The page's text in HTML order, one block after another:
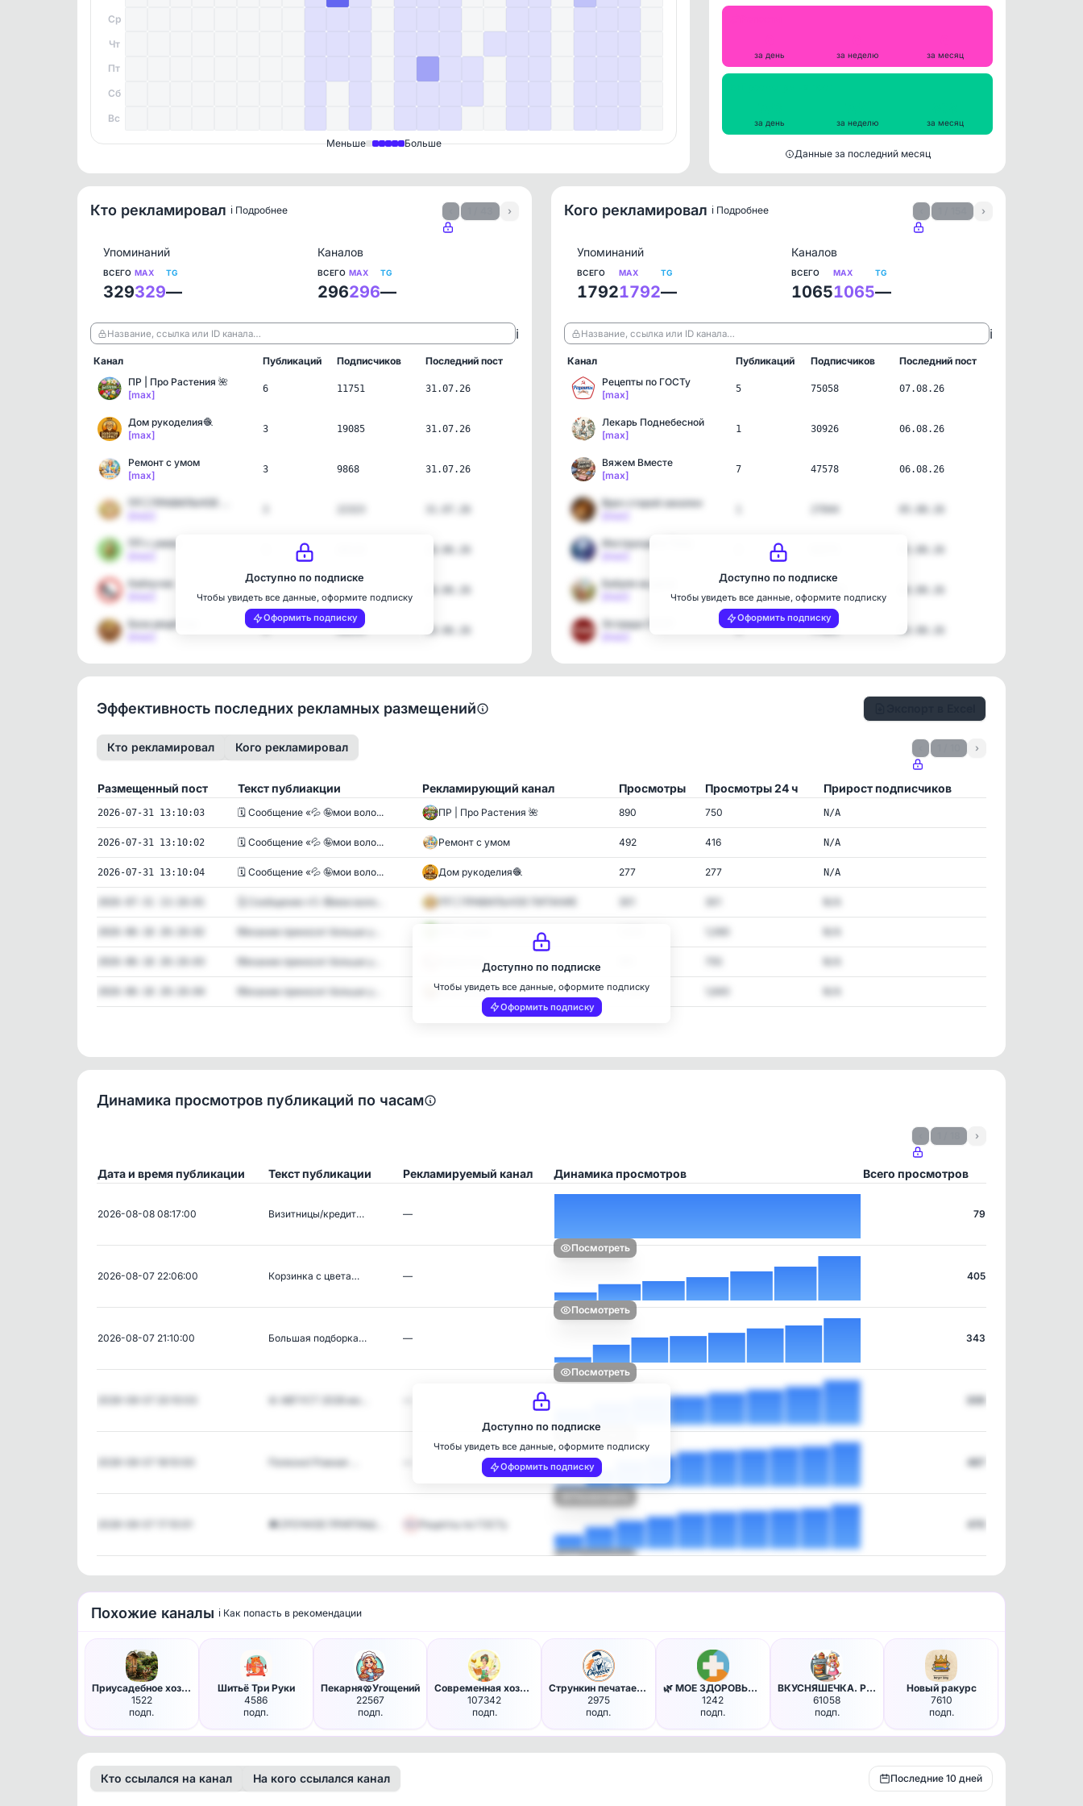
Ср
Чт
Пт
Сб
Вс
Меньше Больше
за день за неделю за месяц
за день за неделю за месяц
Данные за последний месяц
Кто рекламировал ℹ️ Подробнее ›
Упоминаний
ВСЕГО
329
MAX
329
TG
—
Каналов
ВСЕГО
296
MAX
296
TG
—
Название, ссылка или ID канала… ℹ️
Канал Публикаций Подписчиков
Последний пост
ПР | Про Растения 🌺
[max]
6 11751 31.07.26
Дом рукоделия🧶
[max]
3 19085 31.07.26
Ремонт с умом
[max]
3 9868 31.07.26
ПП с умом
Каблучок
База рецептов
3 20254 18.06.26
Доступно по подписке
Чтобы увидеть все данные, оформите подписку
Оформить подписку
Кого рекламировал ℹ️ Подробнее ›
Упоминаний
ВСЕГО
1792
MAX
1792
TG
—
Каналов
ВСЕГО
1065
MAX
1065
TG
—
Название, ссылка или ID канала… ℹ️
Канал Публикаций Подписчиков
Последний пост
Рецепты по ГОСТу
[max]
5 75058 07.08.26
Лекарь Поднебесной
[max]
1 30926 06.08.26
Вяжем Вместе
[max]
7 47578 06.08.26
Врач старой закалки
Инструкция к Телу
Бабуля на даче
Эстрада СССР
3 77861 04.08.26
Доступно по подписке
Чтобы увидеть все данные, оформите подписку
Оформить подписку
Эффективность последних рекламных размещений
Кто рекламировал Кого рекламировал ›
Размещенный пост Текст публиакции Рекламирующий канал Просмотры Просмотры 24 ч Прирост подписчиков
2026-07-31 13:10:03 🗓 Сообщение «💦 🤪мои воло... ПР | Про Растения 🌺 890 750 N/A
2026-07-31 13:10:02 🗓 Сообщение «💦 🤪мои воло... Ремонт с умом 492 416 N/A
2026-07-31 13:10:04 🗓 Сообщение «💦 🤪мои воло... Дом рукоделия🧶 277 277 N/A
🗓 Сообщение «💦 🤪мои воло... ПП | ПРАВИЛЬНОЕ ПИТАНИЕ
❗️Вязание приносит больше у...
❗️Вязание приносит больше у... Каблучок
❗️Вязание приносит больше у... База рецептов 2,329
Доступно по подписке
Чтобы увидеть все данные, оформите подписку
Оформить подписку
Динамика просмотров публикаций по часам
›
Дата и время публикации Текст публикации Рекламируемый канал Динамика просмотров Всего просмотров
2026-08-08 08:17:00 Визитницы/кредит… —
Посмотреть
79
2026-08-07 22:06:00 Корзинка с цвета… —
Посмотреть
405
2026-08-07 21:10:00 Большая подборка… —
Посмотреть
343
🚨 АВГУСТ 2026 мо…
Посмотреть
309
Полезно! Ровная …
Посмотреть
487
🔔СРОЧНОЕ ПРИГЛАШ… Рецепты по ГОСТу
Посмотреть
Доступно по подписке
Чтобы увидеть все данные, оформите подписку
Оформить подписку
Похожие каналы ℹ️ Как попасть в рекомендации
Приусадебное хозяйство
1522
подп.
Шитьё Три Руки
4586
подп.
Пекарня🥨Угощений
22567
подп.
Современная хозяйка | Лайфхак…
107342
подп.
Стрункин печатает...
2975
подп.
🌿 МОЕ ЗДОРОВЬЕ - питание диет…
1242
подп.
ВКУСНЯШЕЧКА. Рецепты из ПЕЧИ …
61058
подп.
Новый ракурс
7610
подп.
Кто ссылался на канал На кого ссылался канал Последние 10 дней